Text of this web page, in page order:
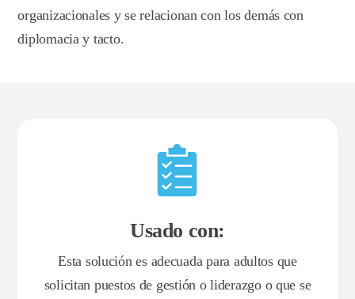
organizacionales y se relacionan con los demás con
diplomacia y tacto.
Usado con:
Esta solución es adecuada para adultos que
solicitan puestos de gestión o liderazgo o que se